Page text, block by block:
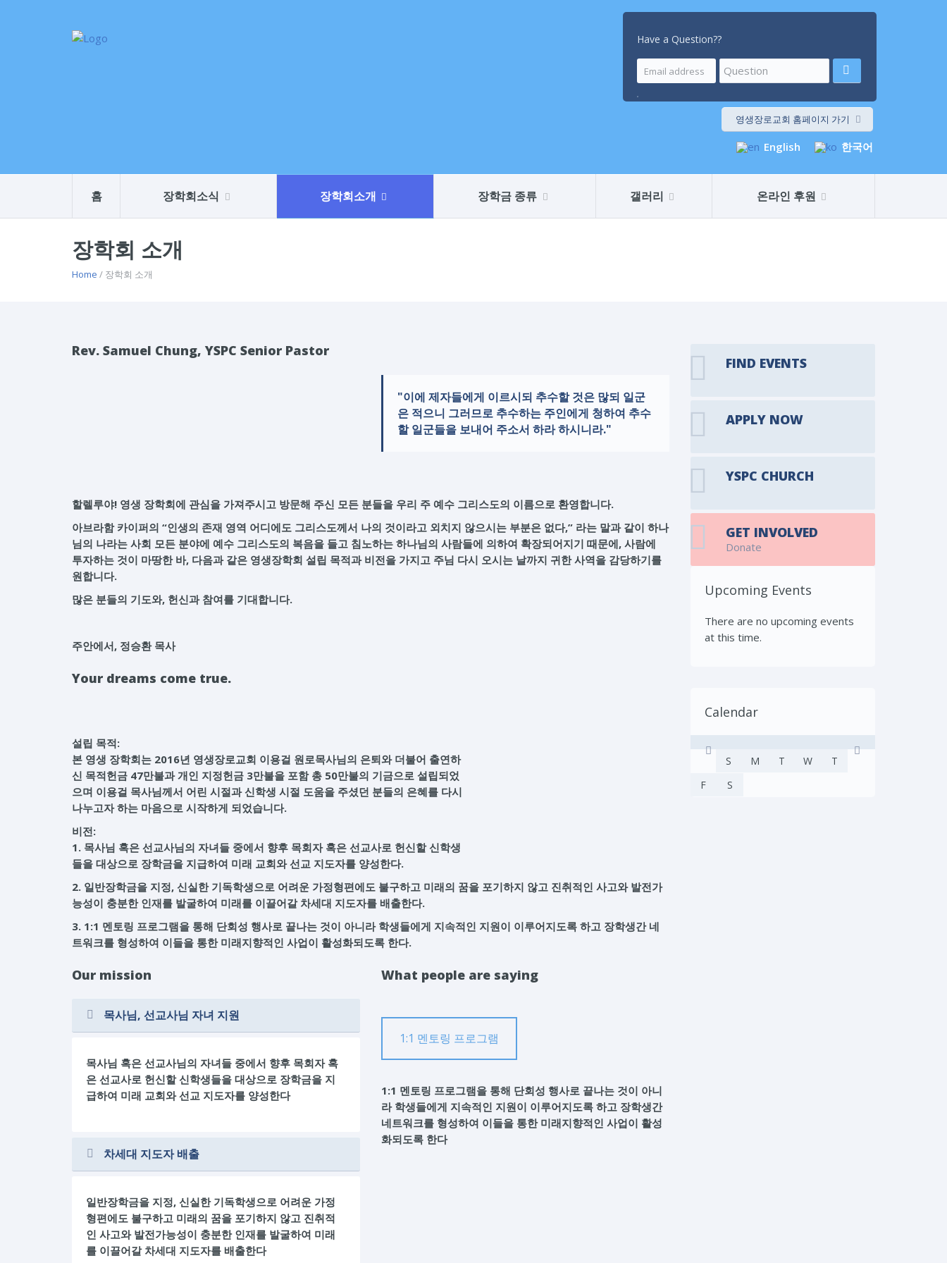
Have a Question??
.
영생장로교회 홈페이지 가기
English 한국어
홈 장학회소식 장학회소개 장학금 종류 갤러리 온라인 후원
장학회 소개
Home / 장학회 소개
Rev. Samuel Chung, YSPC Senior Pastor
"이에 제자들에게 이르시되 추수할 것은 많되 일군
은 적으니 그러므로 추수하는 주인에게 청하여 추수
할 일군들을 보내어 주소서 하라 하시니라."
할렐루야! 영생 장학회에 관심을 가져주시고 방문해 주신 모든 분들을 우리 주 예수 그리스도의 이름으로 환영합니다.
아브라함 카이퍼의 “인생의 존재 영역 어디에도 그리스도께서 나의 것이라고 외치지 않으시는 부분은 없다,” 라는 말과 같이 하나
님의 나라는 사회 모든 분야에 예수 그리스도의 복음을 들고 침노하는 하나님의 사람들에 의하여 확장되어지기 때문에, 사람에
투자하는 것이 마땅한 바, 다음과 같은 영생장학회 설립 목적과 비전을 가지고 주님 다시 오시는 날까지 귀한 사역을 감당하기를
원합니다.
많은 분들의 기도와, 헌신과 참여를 기대합니다.
주안에서, 정승환 목사
Your dreams come true.
설립 목적:
본 영생 장학회는 2016년 영생장로교회 이용걸 원로목사님의 은퇴와 더불어 출연하
신 목적헌금 47만불과 개인 지정헌금 3만불을 포함 총 50만불의 기금으로 설립되었
으며 이용걸 목사님께서 어린 시절과 신학생 시절 도움을 주셨던 분들의 은혜를 다시
나누고자 하는 마음으로 시작하게 되었습니다.
비전:
1. 목사님 혹은 선교사님의 자녀들 중에서 향후 목회자 혹은 선교사로 헌신할 신학생
들을 대상으로 장학금을 지급하여 미래 교회와 선교 지도자를 양성한다.
2. 일반장학금을 지정, 신실한 기독학생으로 어려운 가정형편에도 불구하고 미래의 꿈을 포기하지 않고 진취적인 사고와 발전가
능성이 충분한 인재를 발굴하여 미래를 이끌어갈 차세대 지도자를 배출한다.
3. 1:1 멘토링 프로그램을 통해 단회성 행사로 끝나는 것이 아니라 학생들에게 지속적인 지원이 이루어지도록 하고 장학생간 네
트워크를 형성하여 이들을 통한 미래지향적인 사업이 활성화되도록 한다.
Our mission
목사님, 선교사님 자녀 지원
목사님 혹은 선교사님의 자녀들 중에서 향후 목회자 혹
은 선교사로 헌신할 신학생들을 대상으로 장학금을 지
급하여 미래 교회와 선교 지도자를 양성한다
차세대 지도자 배출
일반장학금을 지정, 신실한 기독학생으로 어려운 가정
형편에도 불구하고 미래의 꿈을 포기하지 않고 진취적
인 사고와 발전가능성이 충분한 인재를 발굴하여 미래
를 이끌어갈 차세대 지도자를 배출한다
What people are saying
1:1 멘토링 프로그램
1:1 멘토링 프로그램을 통해 단회성 행사로 끝나는 것이 아니
라 학생들에게 지속적인 지원이 이루어지도록 하고 장학생간
네트워크를 형성하여 이들을 통한 미래지향적인 사업이 활성
화되도록 한다
FIND EVENTS
APPLY NOW
YSPC CHURCH
GET INVOLVED
Donate
Upcoming Events
There are no upcoming events
at this time.
Calendar
S M T W
T
F
S